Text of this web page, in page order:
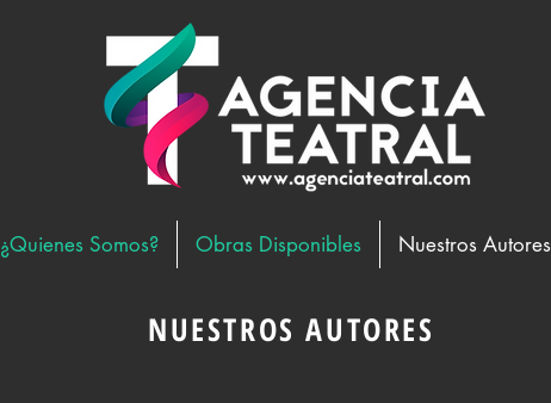
¿Quienes Somos? Obras Disponibles Nuestros Autores
NUESTROS AUTORES